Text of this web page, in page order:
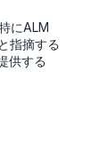
にALM
指摘する
供する